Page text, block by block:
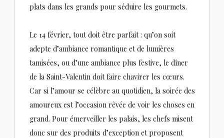
plats dans les grands pour séduire les gourmets.
Le 14 février, tout doit être parfait : qu’on soit
adepte d’ambiance romantique et de lumières
tamisées, ou d’une ambiance plus festive, le dîner
de la Saint-Valentin doit faire chavirer les cœurs.
Car si l’amour se célèbre au quotidien, la soirée des
amoureux est l’occasion rêvée de voir les choses en
grand. Pour émerveiller les palais, les chefs misent
donc sur des produits d’exception et proposent